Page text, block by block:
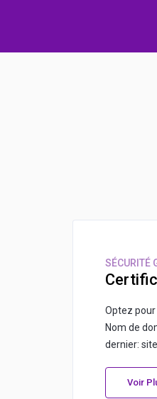
SÉCURITÉ
Optez
Nom de
dernier:
Voir